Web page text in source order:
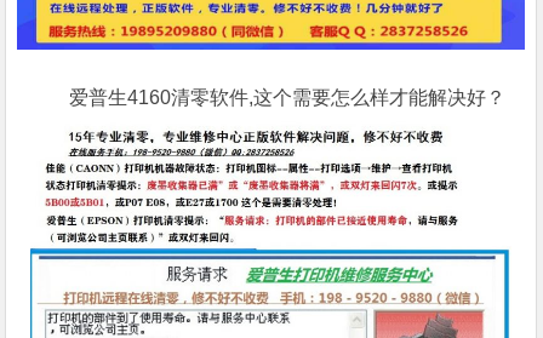
爱普生4160清零软件,这个需要怎么样才能解决好？